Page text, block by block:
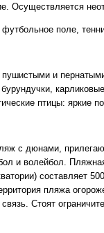
Осуществляется
футбольное поле,
и
птицы:
с дюнами,
и волейбол.
составляет
пляжа
Стоят